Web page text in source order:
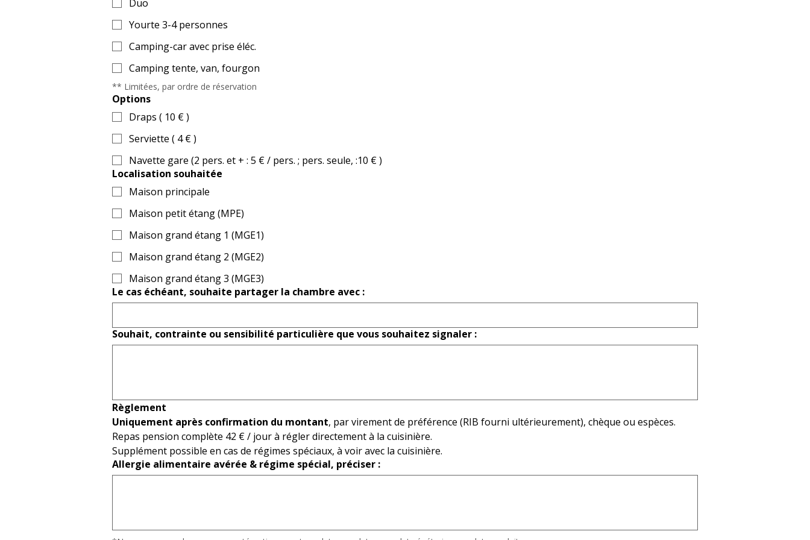
Duo
Yourte 3-4 personnes
Camping-car avec prise éléc.
Camping tente, van, fourgon
** Limitées, par ordre de réservation
Options
Draps ( 10 € )
Serviette ( 4 € )
Navette gare (2 pers. et + : 5 € / pers. ; pers. seule, :10 € )
Localisation souhaitée
Maison principale
Maison petit étang (MPE)
Maison grand étang 1 (MGE1)
Maison grand étang 2 (MGE2)
Maison grand étang 3 (MGE3)
Le cas échéant, souhaite partager la chambre avec :
Souhait, contrainte ou sensibilité particulière que vous souhaitez signaler :
Règlement
Uniquement après confirmation du montant, par virement de préférence (RIB fourni ultérieurement), chèque ou espèces.
Repas pension complète 42 € / jour à régler directement à la cuisinière.
Supplément possible en cas de régimes spéciaux, à voir avec la cuisinière.
Allergie alimentaire avérée & régime spécial, préciser :